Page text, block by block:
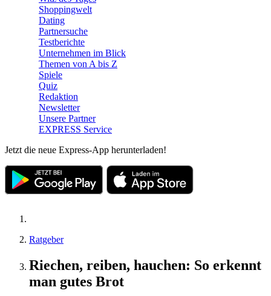
Shoppingwelt
Dating
Partnersuche
Testberichte
Unternehmen im Blick
Themen von A bis Z
Spiele
Quiz
Redaktion
Newsletter
Unsere Partner
EXPRESS Service
Jetzt die neue Express-App herunterladen!
Ratgeber
Riechen, reiben, hauchen: So erkennt
man gutes Brot